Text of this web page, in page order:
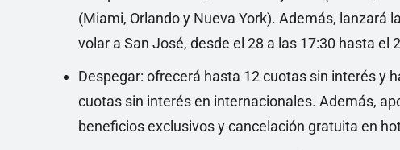
(Miami, Orlando y Nueva York). Además, lanzará
volar a San José, desde el 28 a las 17:30 hasta el
Despegar: ofrecerá hasta 12 cuotas sin interés y
cuotas sin interés en internacionales. Además,
beneficios exclusivos y cancelación gratuita en